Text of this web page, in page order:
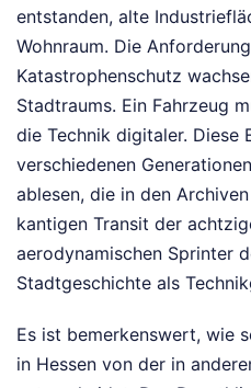
entstanden, alte
Wohnraum. Die
Katastrophenschutz
Stadtraums. Ein Fahrzeug
die Technik digitaler. Diese
verschiedenen
ablesen, die in den
kantigen Transit der
aerodynamischen Sprinter
Stadtgeschichte als
Es ist bemerkenswert, wie
in Hessen von der in